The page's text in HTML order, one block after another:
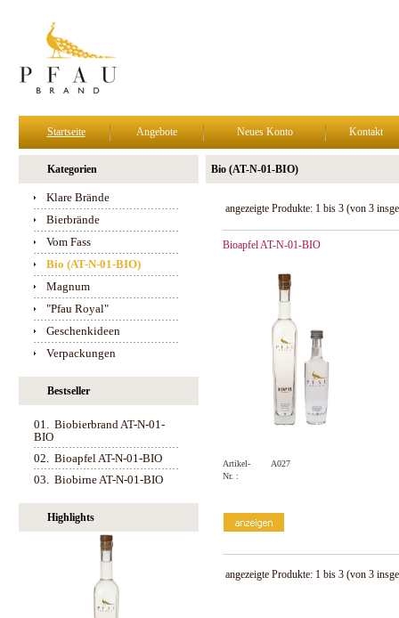
Startseite Angebote Neues Konto Kontakt
Kategorien
Klare Brände
Bierbrände
Vom Fass
Bio (AT-N-01-BIO)
Magnum
"Pfau Royal"
Geschenkideen
Verpackungen
Bestseller
01. Biobierbrand AT-N-01-
BIO
02. Bioapfel AT-N-01-BIO
03. Biobirne AT-N-01-BIO
Highlights
Bio (AT-N-01-BIO)
angezeigte Produkte: 1 bis 3 (von 3
Bioapfel AT-N-01-BIO
Artikel-
Nr. :
A027
angezeigte Produkte: 1 bis 3 (von 3